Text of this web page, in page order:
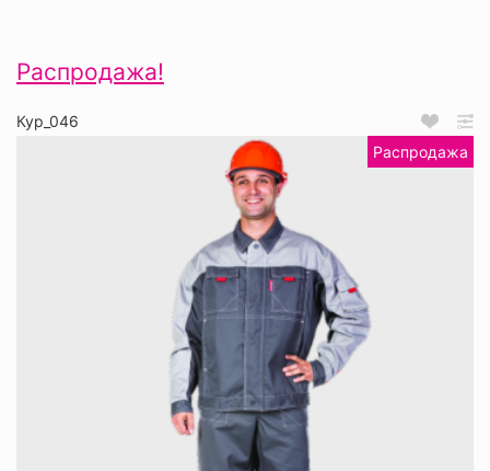
Распродажа!
Кур_046
Распродажа